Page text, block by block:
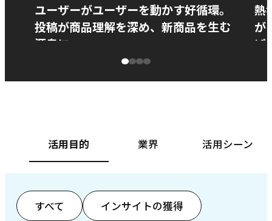
ユーザーがユーザーを動かす好循環。
投稿が商品理解を深め、新商品を生む
源泉に
熱
が
ぱ
活用目的 業界 活用シーン
すべて インサイトの獲得